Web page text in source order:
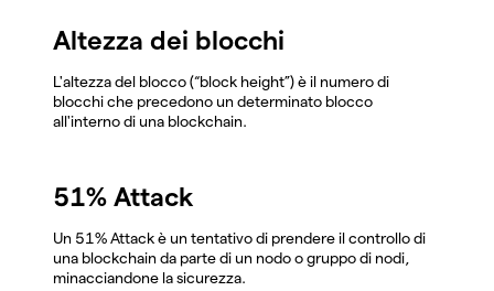
Altezza dei blocchi
L'altezza del blocco (“block height”) è il numero di
blocchi che precedono un determinato blocco
all'interno di una blockchain.
51% Attack
Un 51% Attack è un tentativo di prendere il controllo di
una blockchain da parte di un nodo o gruppo di nodi,
minacciandone la sicurezza.